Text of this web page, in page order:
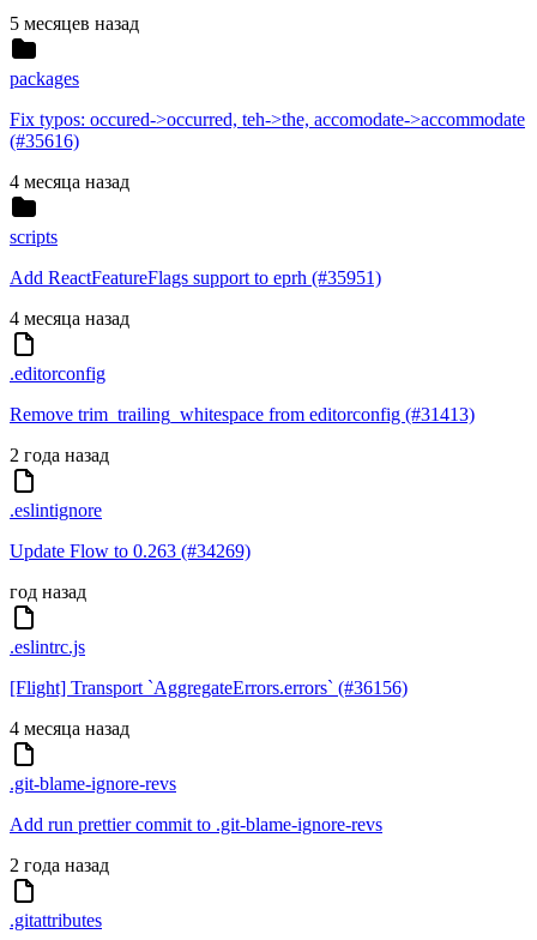
5 месяцев назад
packages
Fix typos: occured->occurred, teh->the, accomodate->accommodate
(#35616)
4 месяца назад
scripts
Add ReactFeatureFlags support to eprh (#35951)
4 месяца назад
.editorconfig
Remove trim_trailing_whitespace from editorconfig (#31413)
2 года назад
.eslintignore
Update Flow to 0.263 (#34269)
год назад
.eslintrc.js
[Flight] Transport `AggregateErrors.errors` (#36156)
4 месяца назад
.git-blame-ignore-revs
Add run prettier commit to .git-blame-ignore-revs
2 года назад
.gitattributes